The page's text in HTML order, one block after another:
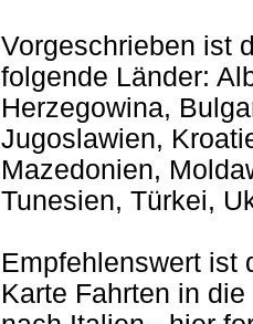
Vorgeschrieben ist
folgende Länder:
Herzegowina,
Jugoslawien,
Mazedonien,
Tunesien, Türkei,
Empfehlenswert ist
Karte Fahrten in